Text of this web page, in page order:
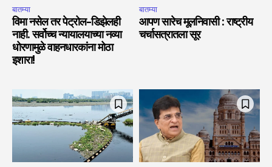
बातम्या
विमा नसेल तर पेट्रोल-डिझेलही
नाही. सर्वोच्च न्यायालयाच्या नव्या
धोरणामुळे वाहनधारकांना मोठा
इशारा!
बातम्या
आपण सारेच मूलनिवासी : राष्ट्रीय
चर्चासत्रातला सूर